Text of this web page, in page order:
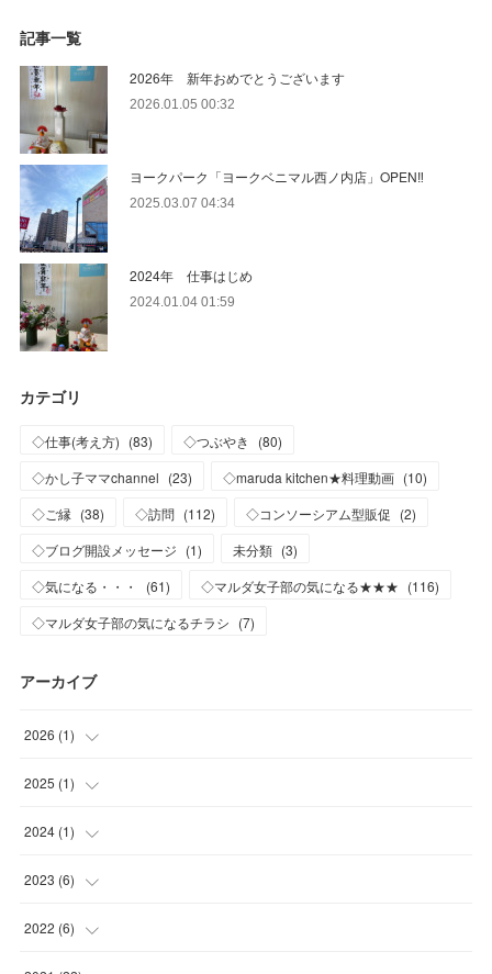
記事一覧
2026年 新年おめでとうございます
2026.01.05 00:32
ヨークパーク「ヨークベニマル西ノ内店」OPEN‼
2025.03.07 04:34
2024年 仕事はじめ
2024.01.04 01:59
カテゴリ
◇仕事(考え方) (83) ◇つぶやき (80)
◇かし子ママchannel (23) ◇maruda kitchen★料理動画 (10)
◇ご縁 (38) ◇訪問 (112) ◇コンソーシアム型販促 (2)
◇ブログ開設メッセージ (1) 未分類 (3)
◇気になる・・・
(61) ◇マルダ女子部の気になる★★★ (116)
◇マルダ女子部の気になるチラシ (7)
アーカイブ
2026 (1)
( )
2025 (1)
( )
2024 (1)
( )
2023 (6)
( )
2022 (6)